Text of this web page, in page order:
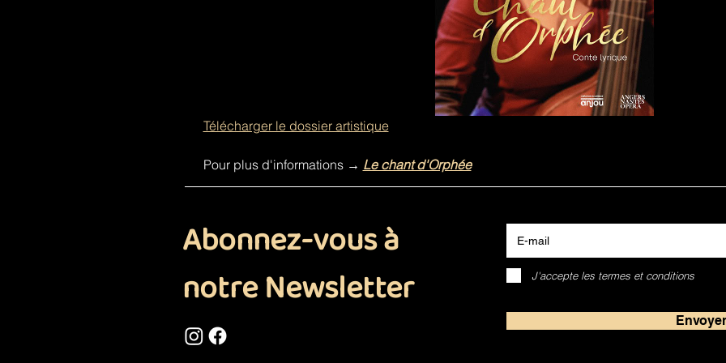
Télécharger le dossier artistique
Pour plus d'informations → Le chant d'Orphée
Abonnez-vous à
notre Newsletter
J'accepte les termes et conditions
Envoyer